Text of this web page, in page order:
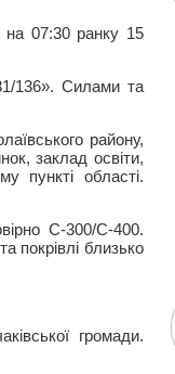
на 07:30 ранку 15
136». Силами та
району,
заклад освіти,
пункті області.
С-300/С-400.
покрівлі близько
громади.